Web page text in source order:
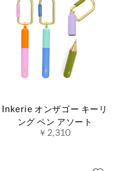
Inkerie オンザゴー キーリ
ング ペン アソート
￥2,310